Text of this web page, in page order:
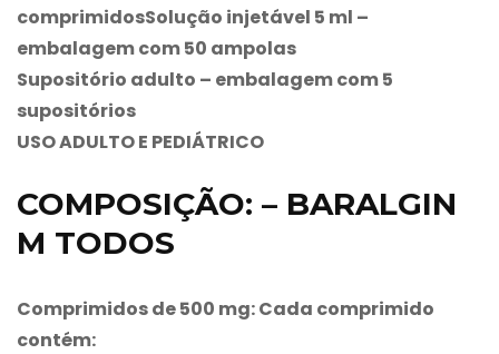
comprimidosSolução injetável 5 ml –
embalagem com 50 ampolas
Supositório adulto – embalagem com 5
supositórios
USO ADULTO E PEDIÁTRICO
COMPOSIÇÃO: – BARALGIN
M TODOS
Comprimidos de 500 mg: Cada comprimido
contém: